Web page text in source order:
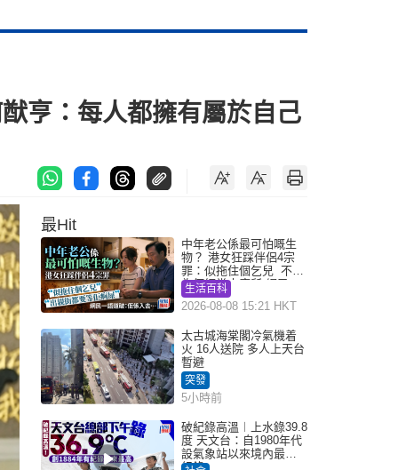
亨：每人都擁有屬於自己
最Hit
中年老公係最可怕嘅生
物？ 港女狂踩伴侶4宗
罪：似拖住個乞兒 不解
為何經常去廁所 網民一
語道破
生活百科
2026-08-08 15:21 HKT
太古城海棠閣冷氣機着
火 16人送院 多人上天台
暫避
突發
5小時前
破紀錄高溫︱上水錄39.8
度 天文台：自1980年代
設氣象站以來境內最高
紀錄